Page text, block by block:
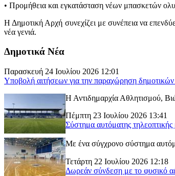
• Προμήθεια και εγκατάσταση νέων μπασκετών
Η Δημοτική Αρχή συνεχίζει με συνέπεια να
νέα γενιά.
Δημοτικά Νέα
Παρασκευή 24 Ιουλίου 2026 12:01
Υποβολή αιτήσεων για την παραχώρηση
Η Αντιδημαρχία Αθλητισμού,
Πέμπτη 23 Ιουλίου 2026 13:41
Σύστημα αυτόματης
Με ένα σύγχρονο σύστημα
Τετάρτη 22 Ιουλίου 2026 12:18
Δωρεάν σύνδεση με το φυσικό